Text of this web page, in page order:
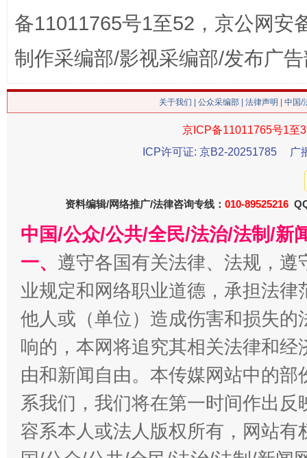
在谋一域中谋全局
今
习近平的博鳌关键词
魏明亮
备11011765号1至52，京公网安
制作采编部/影视采编部/发布广
关于我们 公众采编部 法律声明 | 中国
京ICP备11011765号1至
ICP许可证: 京B2-20251785
广
资料编辑/网络推广/法律咨询专线： 010-89525216
中国/公众/公共/全民/法治/法制/新
一、 遵守各国有关法律、法规，
业规定和网络职业道德，承担法
他人或（单位）造成伤害和损失
响的，本网将追究其相关法律和
由和新闻自由。本传媒网站中的
系我们，我们将在第一时间作出
容系本人或法人版权所有，网站